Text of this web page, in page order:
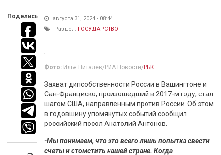
Поделись
августа 31, 2024 - 08:44
Раздел: ГОСУДАРСТВО
Фото: Илья Питалев/РИА Новости/РБК
Захват дипсобственности России в Вашингтоне и
Сан-Франциско, произошедший в 2017-м году, стал
шагом США, направленным против России. Об этом
в годовщину упомянутых событий сообщил
российский посол Анатолий Антонов.
-Мы понимаем, что это всего лишь попытка свести
счеты и отомстить нашей стране. Когда